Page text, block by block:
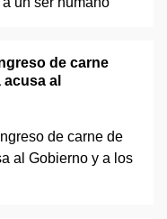
de carne
al